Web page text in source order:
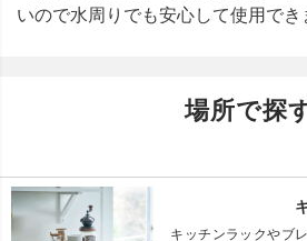
いので水周りでも安心して使用でき
場所で探
キッチンラックやブ